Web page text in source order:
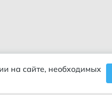
на сайте, необходимых